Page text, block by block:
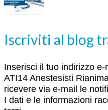
Iscriviti al blog
Inserisci il tuo indirizzo
ATI14 Anestesisti
ricevere via e-mail le
I dati e le informazioni